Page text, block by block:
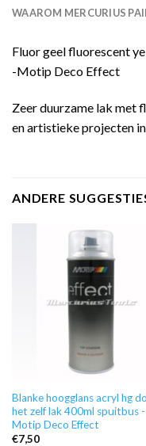
WAAROM MERCURIUS
Fluor geel fluorescent
-Motip Deco Effect
Zeer duurzame lak met
en artistieke projecten
ANDERE
Blanke hoogglans acryl hg
het zelf lak 400ml spuitbus -
Motip Deco Effect
€7,50